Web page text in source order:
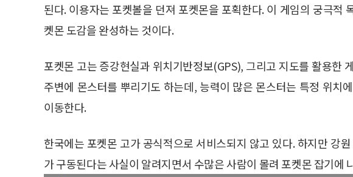
된다. 이용자는 포켓볼을 던져 포켓몬을 포획한다. 이 게임의 궁극적
켓몬 도감을 완성하는 것이다.
포켓몬 고는 증강현실과 위치기반정보(GPS), 그리고 지도를 활용한
주변에 몬스터를 뿌리기도 하는데, 능력이 많은 몬스터는 특정 위치
이동한다.
한국에는 포켓몬 고가 공식적으로 서비스되지 않고 있다. 하지만 강
가 구동된다는 사실이 알려지면서 수많은 사람이 몰려 포켓몬 잡기에